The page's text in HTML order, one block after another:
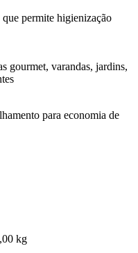
permite higienização
gourmet, varandas, jardins,
para economia de
kg